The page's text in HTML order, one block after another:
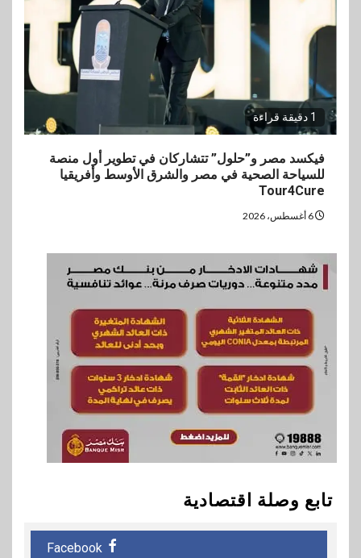
1 دقيقة قراءة
فيكسد مصر و”حلول” تتشاركان في تطوير أول منصة
للسياحة الصحية في مصر والشرق الأوسط وأفريقيا
Tour4Cure
تابع وصلة اقتصادية
Facebook